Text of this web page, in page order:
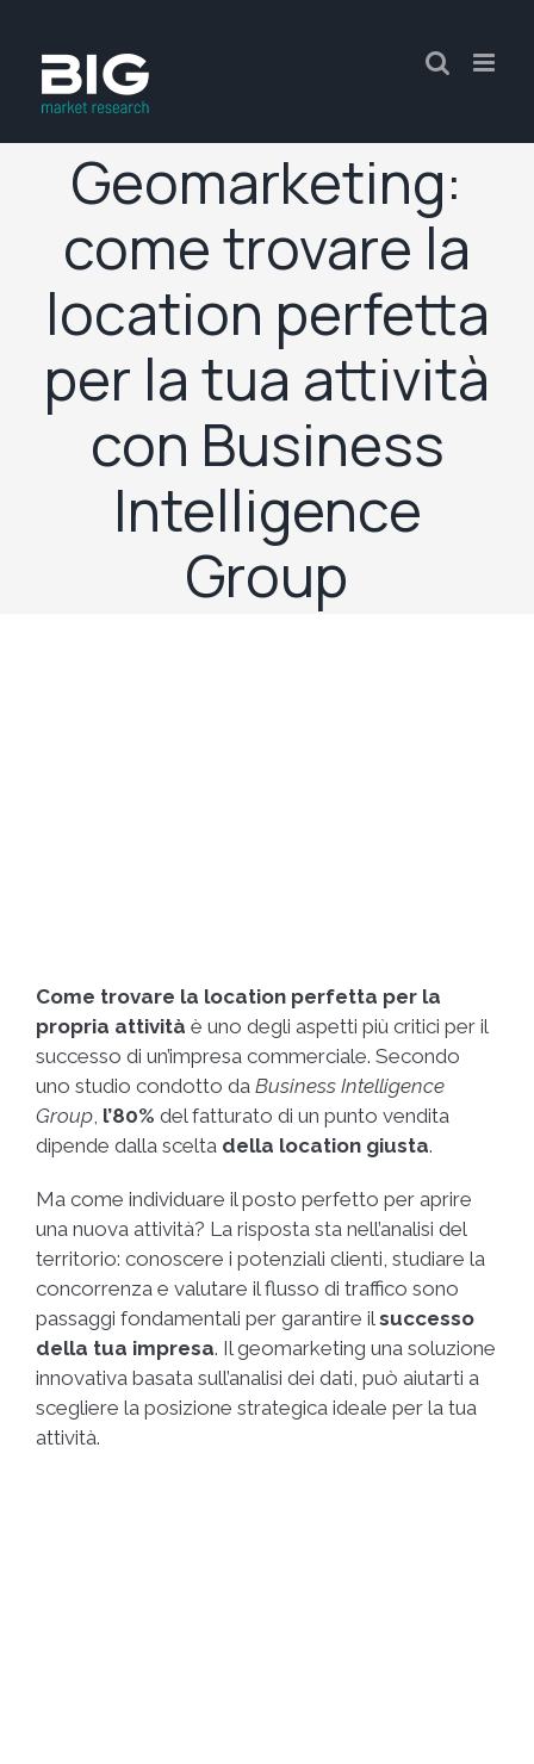
Geomarketing:
come trovare la
location perfetta
per la tua attività
con Business
Intelligence
Group
Come trovare la location perfetta per la
propria attività è uno degli aspetti più critici per il
successo di un’impresa commerciale. Secondo
uno studio condotto da Business Intelligence
Group l’80% del fatturato di un punto vendita
dipende dalla scelta della location giusta.
Ma come individuare il posto perfetto per aprire
una nuova attività? La risposta sta nell’analisi del
territorio: conoscere i potenziali clienti, studiare la
concorrenza e valutare il flusso di traffico sono
passaggi fondamentali per garantire il successo
della tua impresa. Il geomarketing una soluzione
innovativa basata sull’analisi dei dati, può aiutarti a
scegliere la posizione strategica ideale per la tua
attività.